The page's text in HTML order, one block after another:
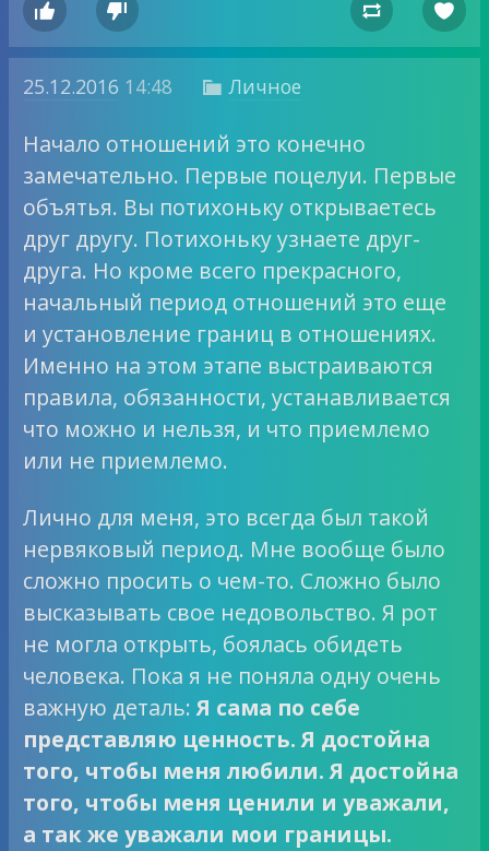
   
25.12.2016 14:48  Личное
Начало отношений это конечно
замечательно. Первые поцелуи. Первые
объятья. Вы потихоньку открываетесь
друг другу. Потихоньку узнаете друг-
друга. Но кроме всего прекрасного,
начальный период отношений это еще
и установление границ в отношениях.
Именно на этом этапе выстраиваются
правила, обязанности, устанавливается
что можно и нельзя, и что приемлемо
или не приемлемо.
Лично для меня, это всегда был такой
нервяковый период. Мне вообще было
сложно просить о чем-то. Сложно было
высказывать свое недовольство. Я рот
не могла открыть, боялась обидеть
человека. Пока я не поняла одну очень
важную деталь:Я сама по себе
представляю ценность. Я достойна
того, чтобы меня любили. Я достойна
того, чтобы меня ценили и уважали,
а так же уважали мои границы.